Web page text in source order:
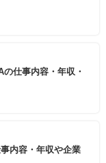
仕事内容・年収・
内容・年収や企業